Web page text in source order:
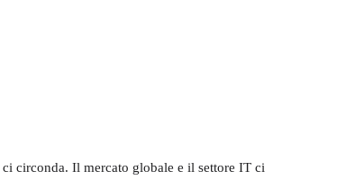
circonda. Il mercato globale e il settore IT ci